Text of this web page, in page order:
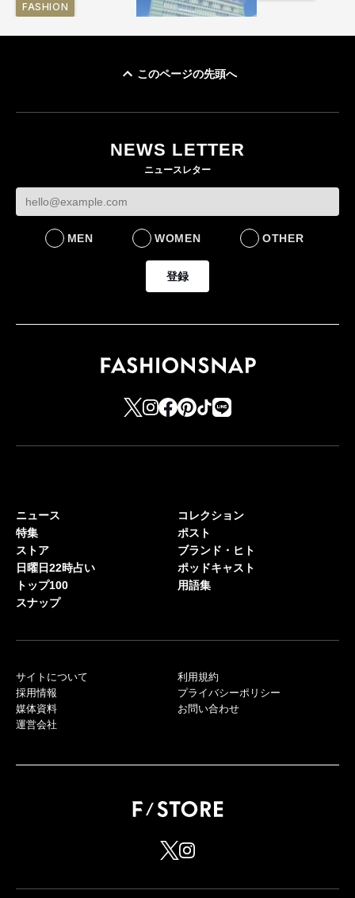
FASHION
FASHION
このページの先頭へ
NEWS LETTER
ニュースレター
MEN WOMEN OTHER
登録
ニュース
特集
ストア
日曜日22時占い
トップ100
スナップ
コレクション
ポスト
ブランド・ヒト
ポッドキャスト
用語集
サイトについて
採用情報
媒体資料
運営会社
利用規約
プライバシーポリシー
お問い合わせ